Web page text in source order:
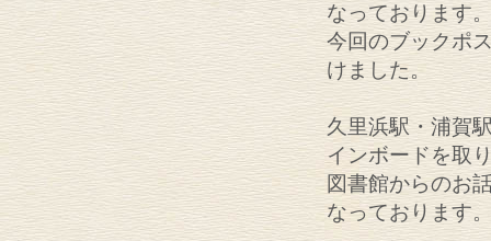
なっております
今回のブックポ
けました。
久里浜駅・浦賀
インボードを取
図書館からのお
なっております